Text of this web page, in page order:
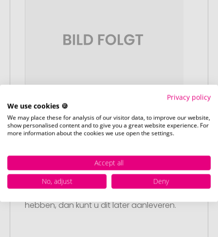
Stap 2:
Upload uw logo of ontwerp op onze
afrekenpagina (checkout) en rond uw
bestelling af. Mocht u op dit moment
hebben, dan kunt u dit later aanleveren.
Privacy policy
We use cookies 🍪
We may place these for analysis of our visitor data, to improve our website,
show personalised content and to give you a great website experience. For
more information about the cookies we use open the settings.
Accept all
No, adjust
Deny